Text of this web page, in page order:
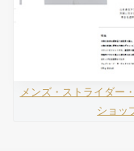
メンズ・ストライダー
ショッ